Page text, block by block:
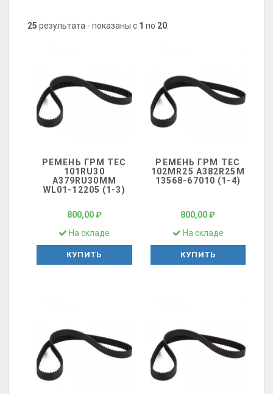
25 результата - показаны с 1 по 20
РЕМЕНЬ ГРМ ТЕС
101RU30
A379RU30MM
WL01-12205 (1-3)
800,00 ₽
На складе
КУПИТЬ
РЕМЕНЬ ГРМ ТЕС
102MR25 A382R25M
13568-67010 (1-4)
800,00 ₽
На складе
КУПИТЬ